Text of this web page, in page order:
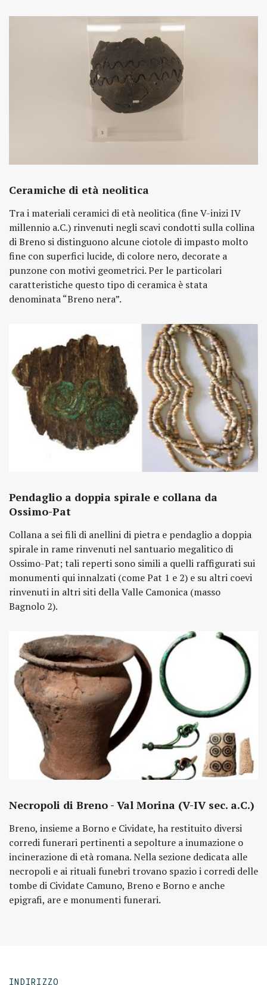
Ceramiche di età neolitica
Tra i materiali ceramici di età neolitica (fine V-inizi IV
millennio a.C.) rinvenuti negli scavi condotti sulla collina
di Breno si distinguono alcune ciotole di impasto molto
fine con superfici lucide, di colore nero, decorate a
punzone con motivi geometrici. Per le particolari
caratteristiche questo tipo di ceramica è stata
denominata “Breno nera”.
Pendaglio a doppia spirale e collana da
Ossimo-Pat
Collana a sei fili di anellini di pietra e pendaglio a doppia
spirale in rame rinvenuti nel santuario megalitico di
Ossimo-Pat; tali reperti sono simili a quelli raffigurati sui
monumenti qui innalzati (come Pat 1 e 2) e su altri coevi
rinvenuti in altri siti della Valle Camonica (masso
Bagnolo 2).
Necropoli di Breno - Val Morina (V-IV sec. a.C.)
Breno, insieme a Borno e Cividate, ha restituito diversi
corredi funerari pertinenti a sepolture a inumazione o
incinerazione di età romana. Nella sezione dedicata alle
necropoli e ai rituali funebri trovano spazio i corredi delle
tombe di Cividate Camuno, Breno e Borno e anche
epigrafi, are e monumenti funerari.
INDIRIZZO